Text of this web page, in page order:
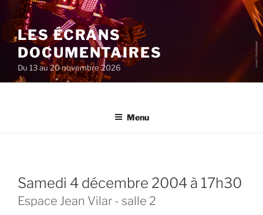
au
contenu
principal
LES ÉCRANS
DOCUMENTAIRES
Du 13 au 20 novembre 2026
Menu
samedi 4 décembre 2004 à 17h30
Espace Jean Vilar - salle 2